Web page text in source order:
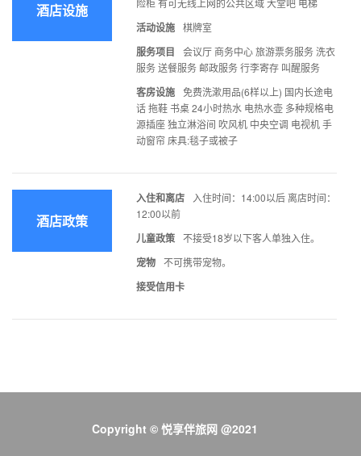
酒店设施
险柜 有可无线上网的公共区域 大堂吧 电梯
活动设施 棋牌室
服务项目
会议厅 商务中心 旅游票务服务 洗衣
服务 送餐服务 邮政服务 行李寄存 叫醒服务
客房设施 免费洗漱用品(6样以上) 国内长途电
话 拖鞋 书桌 24小时热水 电热水壶 多种规格电
源插座 独立淋浴间 吹风机 中央空调 电视机 手
动窗帘 床具:毯子或被子
酒店政策
入住和离店
入住时间：14:00以后 离店时间：
12:00以前
儿童政策 不接受18岁以下客人单独入住。
宠物 不可携带宠物。
接受信用卡
Copyright © 悦享伴旅网 @2021